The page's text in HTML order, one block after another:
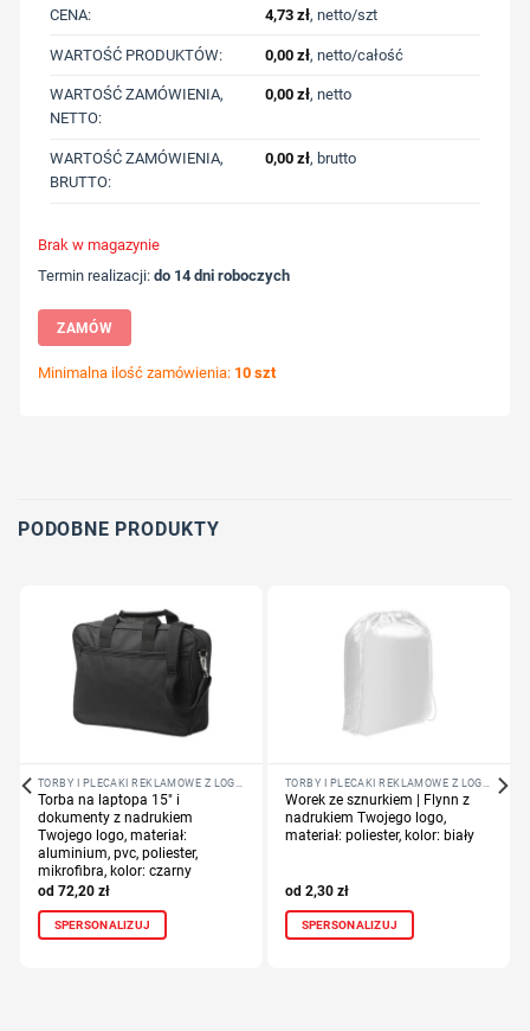
CENA: 4,73 zł, netto/szt
WARTOŚĆ PRODUKTÓW: 0,00 zł, netto/całość
WARTOŚĆ ZAMÓWIENIA,
NETTO:
0,00 zł, netto
WARTOŚĆ ZAMÓWIENIA,
BRUTTO:
0,00 zł, brutto
Brak w magazynie
Termin realizacji:do 14 dni roboczych
ZAMÓW
Minimalna ilość zamówienia: 10 szt
PODOBNE PRODUKTY
Torba na laptopa 15″ i
dokumenty z nadrukiem
Twojego logo, materiał:
aluminium, pvc, poliester,
mikrofibra, kolor: czarny
72,20 zł
SPERSONALIZUJ
Worek ze sznurkiem | Flynn z
nadrukiem Twojego logo,
materiał: poliester, kolor: biały
2,30 zł
SPERSONALIZUJ